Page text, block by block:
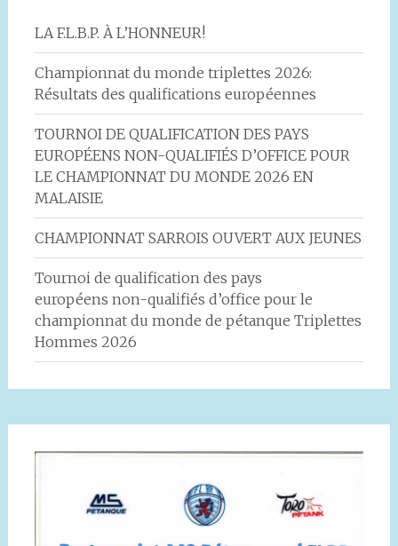
LA F.L.B.P. À L’HONNEUR!
Championnat du monde triplettes 2026:
Résultats des qualifications européennes
TOURNOI DE QUALIFICATION DES PAYS
EUROPÉENS NON-QUALIFIÉS D’OFFICE POUR
LE CHAMPIONNAT DU MONDE 2026 EN
MALAISIE
CHAMPIONNAT SARROIS OUVERT AUX JEUNES
Tournoi de qualification des pays
européens non-qualifiés d’office pour le
championnat du monde de pétanque Triplettes
Hommes 2026